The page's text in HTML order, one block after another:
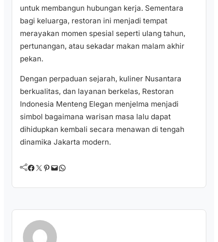
untuk membangun hubungan kerja. Sementara
bagi keluarga, restoran ini menjadi tempat
merayakan momen spesial seperti ulang tahun,
pertunangan, atau sekadar makan malam akhir
pekan.
Dengan perpaduan sejarah, kuliner Nusantara
berkualitas, dan layanan berkelas, Restoran
Indonesia Menteng Elegan menjelma menjadi
simbol bagaimana warisan masa lalu dapat
dihidupkan kembali secara menawan di tengah
dinamika Jakarta modern.
Facebook Twitter Pinterest Mail WhatsApp